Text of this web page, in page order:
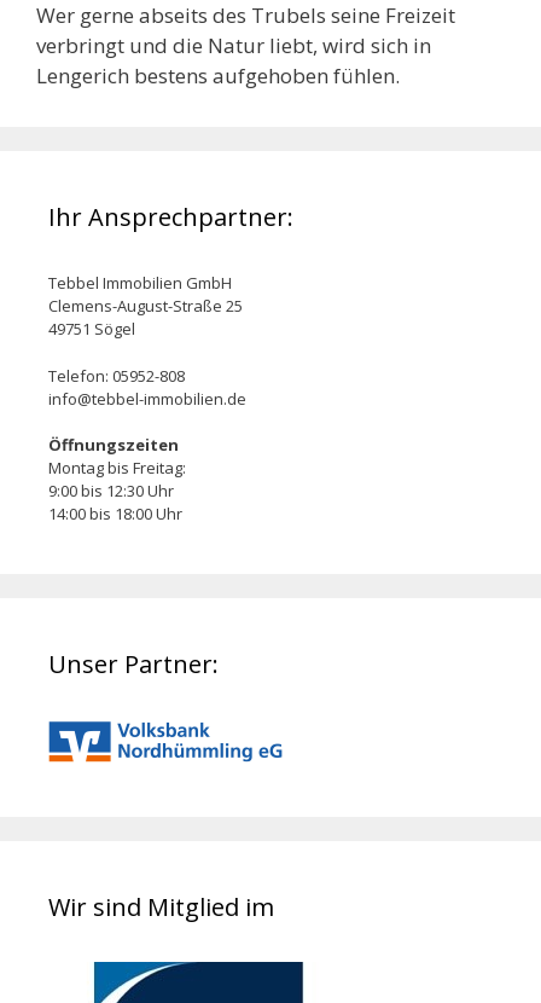
Wer gerne abseits des Trubels seine Freizeit
verbringt und die Natur liebt, wird sich in
Lengerich bestens aufgehoben fühlen.
Ihr Ansprechpartner:
Tebbel Immobilien GmbH
Clemens-August-Straße 25
49751 Sögel
Telefon: 05952-808
info@tebbel-immobilien.de
Öffnungszeiten
Montag bis Freitag:
9:00 bis 12:30 Uhr
14:00 bis 18:00 Uhr
Unser Partner:
Wir sind Mitglied im